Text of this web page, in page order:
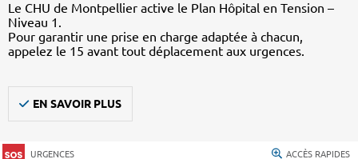
Le CHU de Montpellier active le Plan Hôpital en Tension –
Niveau 1.
Pour garantir une prise en charge adaptée à chacun,
appelez le 15 avant tout déplacement aux urgences.
EN SAVOIR PLUS
URGENCES ACCÈS RAPIDES